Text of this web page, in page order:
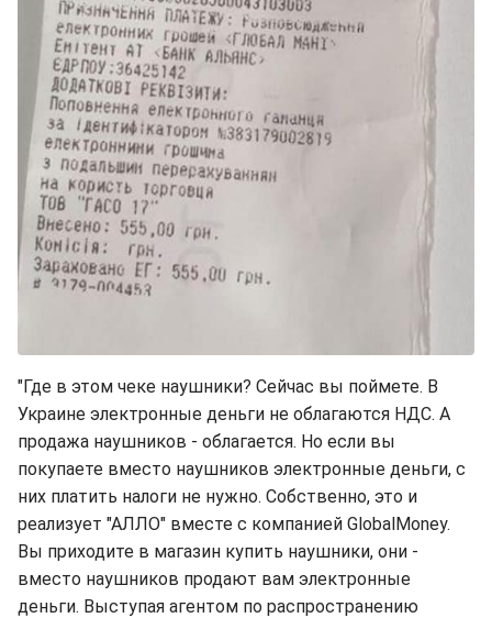
"Где в этом чеке наушники? Сейчас вы поймете. В
Украине электронные деньги не облагаются НДС. А
продажа наушников - облагается. Но если вы
покупаете вместо наушников электронные деньги, с
них платить налоги не нужно. Собственно, это и
реализует "АЛЛО" вместе с компанией GlobalMoney.
Вы приходите в магазин купить наушники, они -
вместо наушников продают вам электронные
деньги. Выступая агентом по распространению